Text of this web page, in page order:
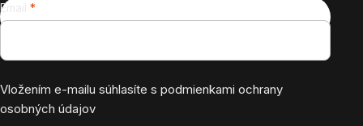
Email
Vložením e-mailu súhlasíte s podmienkami ochrany
osobných údajov